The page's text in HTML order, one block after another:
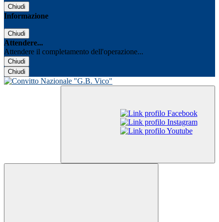
Chiudi
Informazione
Chiudi
Attendere...
Attendere il completamento dell'operazione...
Chiudi
Chiudi